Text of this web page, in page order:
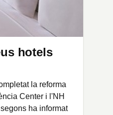
hotels
la reforma
Center i l'NH
ha informat